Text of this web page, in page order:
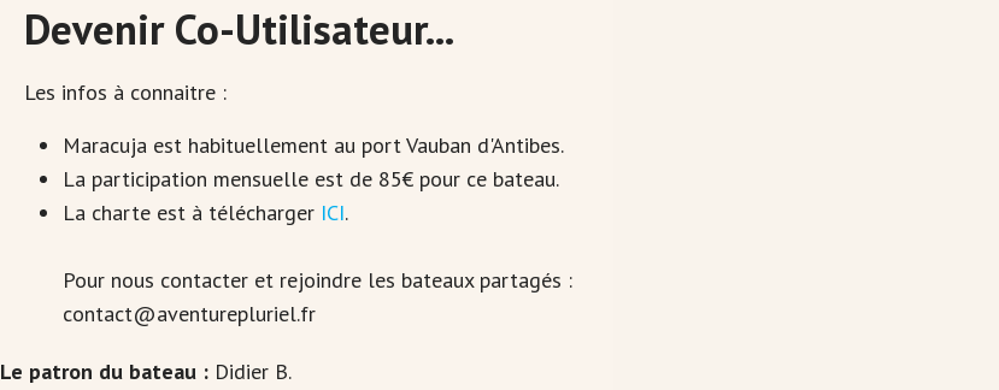
Devenir Co-Utilisateur...
Les infos à connaitre :
Maracuja est habituellement au port Vauban d'Antibes.
La participation mensuelle est de 85€ pour ce bateau.
La charte est à télécharger ICI.
Pour nous contacter et rejoindre les bateaux partagés :
contact@aventurepluriel.fr
Le patron du bateau : Didier B.